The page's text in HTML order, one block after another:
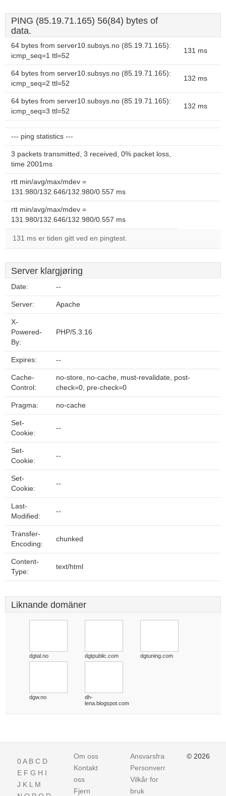
PING (85.19.71.165) 56(84) bytes of
data.
64 bytes from server10.subsys.no (85.19.71.165):
icmp_seq=1 ttl=52
131 ms
64 bytes from server10.subsys.no (85.19.71.165):
icmp_seq=2 ttl=52
132 ms
64 bytes from server10.subsys.no (85.19.71.165):
icmp_seq=3 ttl=52
132 ms
--- ping statistics ---
3 packets transmitted, 3 received, 0% packet loss,
time 2001ms
rtt min/avg/max/mdev =
131.980/132.646/132.980/0.557 ms
rtt min/avg/max/mdev =
131.980/132.646/132.980/0.557 ms
131 ms er tiden gitt ved en pingtest.
Server klargjøring
Date: --
Server: Apache
X-
Powered-
By:
PHP/5.3.16
Expires: --
Cache-
Control:
no-store, no-cache, must-revalidate, post-
check=0, pre-check=0
Pragma: no-cache
Set-
Cookie:
--
Set-
Cookie:
--
Set-
Cookie:
--
Last-
Modified:
--
Transfer-
Encoding:
chunked
Content-
Type:
text/html
Liknande domäner
dgtal.no dgtpublic.com dgtuning.com
dgw.no
dh-
lena.blogspot.com
0A B C D
E F G H I
J K L M
Om oss
Kontakt
oss
Fjern
Ansvarsfraskrivelse
Personvern
Vilkår for
bruk
© 2026